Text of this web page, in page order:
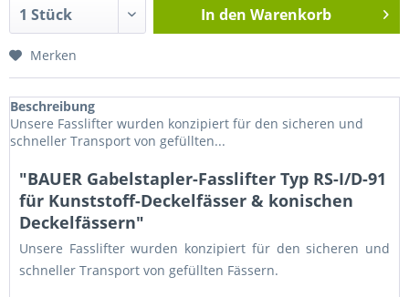
In den Warenkorb
Merken
Beschreibung
Unsere Fasslifter wurden konzipiert für den sicheren und
schneller Transport von gefüllten...
"BAUER Gabelstapler-Fasslifter Typ RS-I/D-91
für Kunststoff-Deckelfässer & konischen
Deckelfässern"
Unsere Fasslifter wurden konzipiert für den sicheren und
schneller Transport von gefüllten Fässern.